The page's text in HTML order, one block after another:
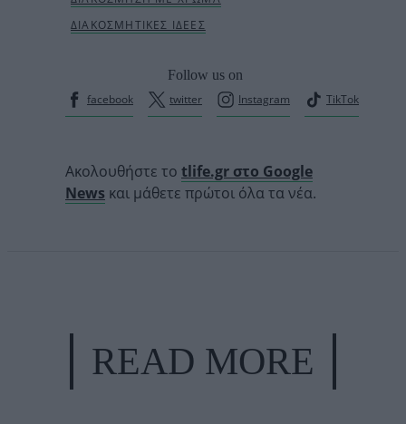
Follow us on
facebook
twitter Instagram TikTok
Ακολουθήστε το tlife.gr στο Google
News και μάθετε πρώτοι όλα τα νέα.
READ MORE